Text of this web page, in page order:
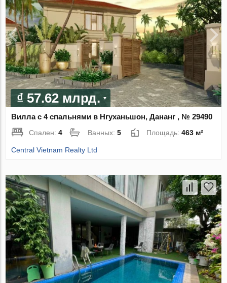
₫ 57.62 млрд.
Вилла с 4 спальнями в Нгуханьшон, Дананг , № 29490
Спален:4 Ванных:5 Площадь:463 м²
Central Vietnam Realty Ltd